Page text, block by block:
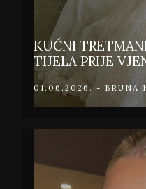
KUĆNI
TIJELA PRIJE
01.06.2026. - BRUNA